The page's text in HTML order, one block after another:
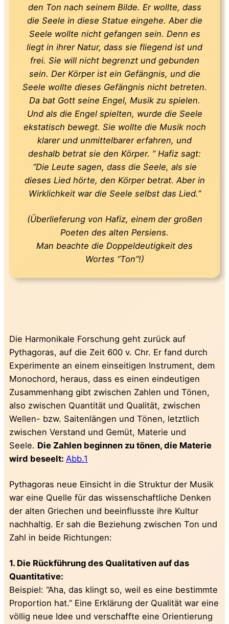
den Ton nach seinem Bilde. Er wollte, dass
die Seele in diese Statue eingehe. Aber die
Seele wollte nicht gefangen sein. Denn es
liegt in ihrer Natur, dass sie fliegend ist und
frei. Sie will nicht begrenzt und gebunden
sein. Der Körper ist ein Gefängnis, und die
Seele wollte dieses Gefängnis nicht betreten.
Da bat Gott seine Engel, Musik zu spielen.
Und als die Engel spielten, wurde die Seele
ekstatisch bewegt. Sie wollte die Musik noch
klarer und unmittelbarer erfahren, und
deshalb betrat sie den Körper. ” Hafiz sagt:
“Die Leute sagen, dass die Seele, als sie
dieses Lied hörte, den Körper betrat. Aber in
Wirklichkeit war die Seele selbst das Lied.”
(Überlieferung von Hafiz, einem der großen
Poeten des alten Persiens.
Man beachte die Doppeldeutigkeit des
Wortes “Ton”!)
Die Harmonikale Forschung geht zurück auf
Pythagoras, auf die Zeit 600 v. Chr. Er fand durch
Experimente an einem einseitigen Instrument, dem
Monochord, heraus, dass es einen eindeutigen
Zusammenhang gibt zwischen Zahlen und Tönen,
also zwischen Quantität und Qualität, zwischen
Wellen- bzw. Saitenlängen und Tönen, letztlich
zwischen Verstand und Gemüt, Materie und
Seele. Die Zahlen beginnen zu tönen, die Materie
wird beseelt: Abb.1
Pythagoras neue Einsicht in die Struktur der Musik
war eine Quelle für das wissenschaftliche Denken
der alten Griechen und beeinflusste ihre Kultur
nachhaltig. Er sah die Beziehung zwischen Ton und
Zahl in beide Richtungen:
1. Die Rückführung des Qualitativen auf das
Quantitative:
Beispiel: “Aha, das klingt so, weil es eine bestimmte
Proportion hat.” Eine Erklärung der Qualität war eine
völlig neue Idee und verschaffte eine Orientierung